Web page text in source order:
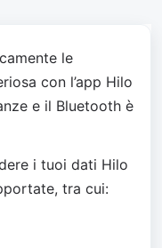
le
con l’app Hilo
e il Bluetooth è
i tuoi dati Hilo
tra cui: